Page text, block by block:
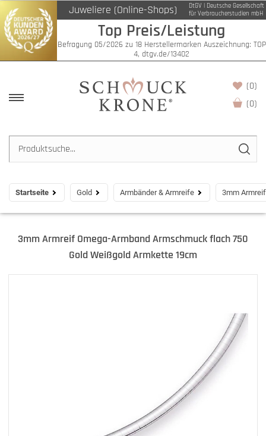
Juweliere (Online-Shops)
DtGV | Deutsche Gesellschaft
für Verbraucherstudien mbH
Top Preis/Leistung
Befragung 05/2026 zu 18 Herstellermarken Auszeichnung: TOP
4, dtgv.de/13402
(0)
(0)
Startseite Gold Armbänder & Armreife 3mm
3mm Armreif Omega-Armband Armschmuck flach 750
Gold Weißgold Armkette 19cm